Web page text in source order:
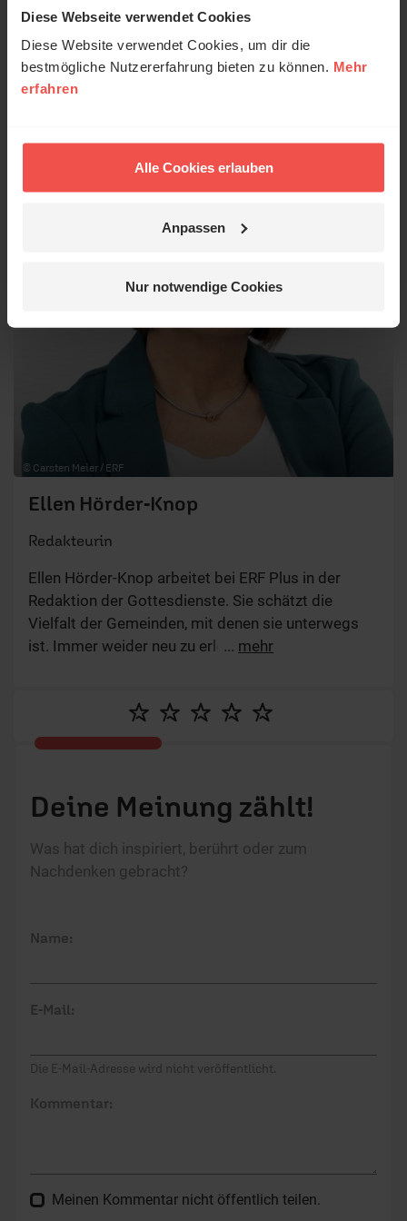
Diese Webseite verwendet Cookies
Diese Website verwendet Cookies, um dir die
bestmögliche Nutzererfahrung bieten zu können. Mehr
erfahren
Alle Cookies erlauben
Anpassen
Nur notwendige Cookies
Autor/-in
© Carsten Meier / ERF
Ellen Hörder-Knop
Redakteurin
Ellen Hörder-Knop arbeitet bei ERF Plus in der
Redaktion der Gottesdienste. Sie schätzt die
Vielfalt der Gemeinden, mit denen sie unterwegs
ist. Immer weider neu zu erleben, wie Gottes Wort
... mehr
Deine Meinung zählt!
Was hat dich inspiriert, berührt oder zum
Nachdenken gebracht?
Name:
E-Mail:
Die E-Mail-Adresse wird nicht veröffentlicht.
Kommentar:
Meinen Kommentar nicht öffentlich teilen.